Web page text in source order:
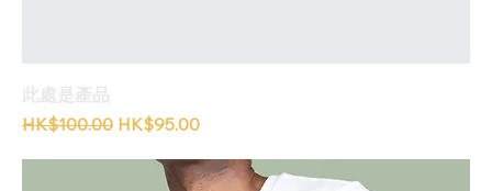
一般價格
HK$100.00 促銷價格
HK$95.00